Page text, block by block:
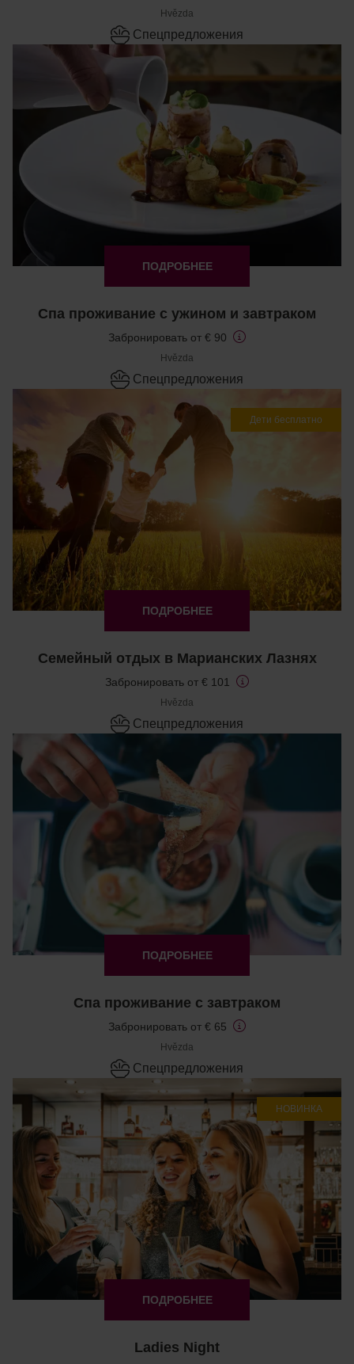
Hvězda
Cпецпредложения
ПОДРОБНЕЕ
Спа проживание с ужином и завтраком
Забронировать от € 90
Hvězda
Cпецпредложения
Дети бесплатно
ПОДРОБНЕЕ
Семейный отдых в Марианских Лазнях
Забронировать от € 101
Hvězda
Cпецпредложения
ПОДРОБНЕЕ
Спа проживание с завтраком
Забронировать от € 65
Hvězda
Cпецпредложения
НОВИНКА
ПОДРОБНЕЕ
Ladies Night